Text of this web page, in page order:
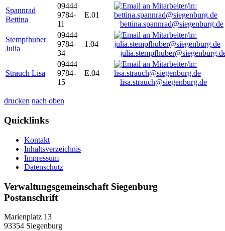
Spannrad
Bettina
09444
9784-
11
E.01
bettina.spannrad@siegenburg.de
Stempfhuber
Julia
09444
9784-
34
1.04
Strauch Lisa
09444
9784-
15
E.04
lisa.strauch@siegenburg.de
drucken nach oben
Quicklinks
Kontakt
Inhaltsverzeichnis
Impressum
Datenschutz
Verwaltungsgemeinschaft Siegenburg
Postanschrift
Marienplatz 13
93354 Siegenburg